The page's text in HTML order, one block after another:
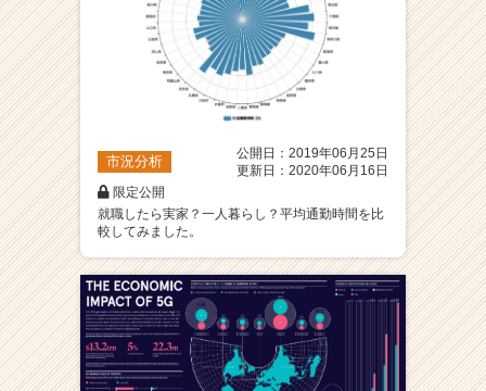
市況分析
公開日：2019年06月25日
更新日：2020年06月16日
限定公開
就職したら実家？一人暮らし？平均通勤時間を比
較してみました。